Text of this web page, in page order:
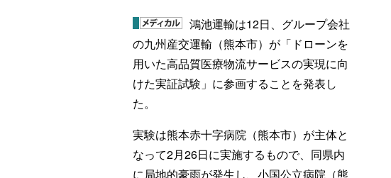
鴻池運輸は12日、グループ会社
の九州産交運輸（熊本市）が「ドローンを
用いた高品質医療物流サービスの実現に向
けた実証試験」に参画することを発表し
た。
実験は熊本赤十字病院（熊本市）が主体と
なって2月26日に実施するもので、同県内
に局地的豪雨が発生し、小国公立病院（熊